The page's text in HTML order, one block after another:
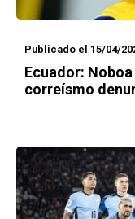
Publicado el 15/04/
Ecuador:
correísmo